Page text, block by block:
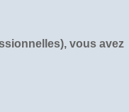
vous avez